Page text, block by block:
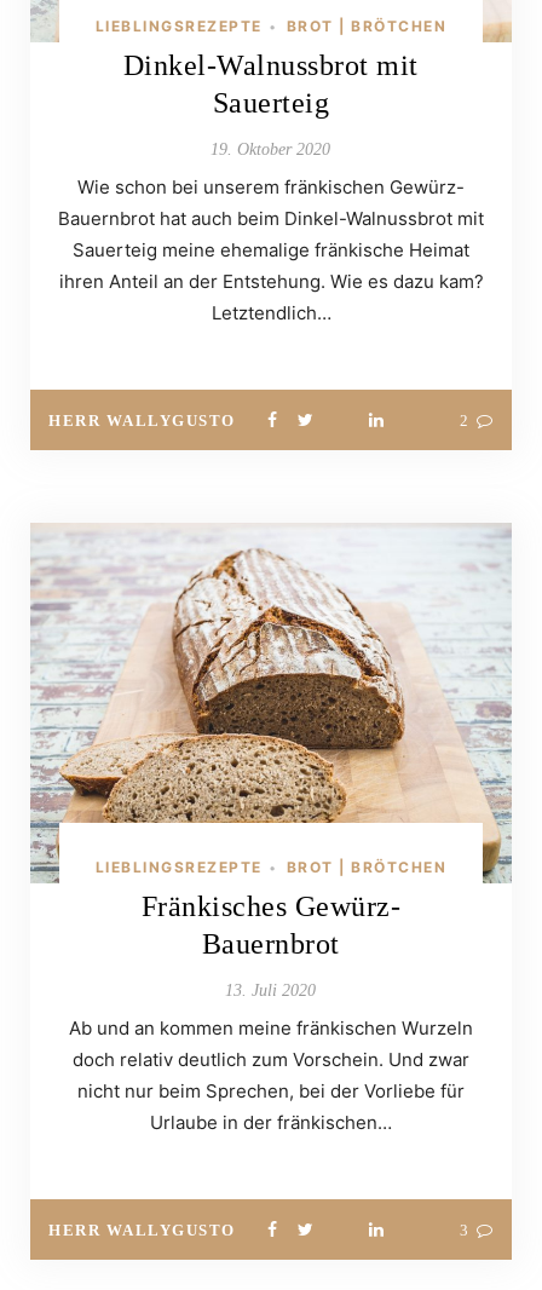
LIEBLINGSREZEPTE • BROT | BRÖTCHEN
Dinkel-Walnussbrot mit
Sauerteig
19. Oktober 2020
Wie schon bei unserem fränkischen Gewürz-
Bauernbrot hat auch beim Dinkel-Walnussbrot mit
Sauerteig meine ehemalige fränkische Heimat
ihren Anteil an der Entstehung. Wie es dazu kam?
Letztendlich…
HERR WALLYGUSTO 2
LIEBLINGSREZEPTE • BROT | BRÖTCHEN
Fränkisches Gewürz-
Bauernbrot
13. Juli 2020
Ab und an kommen meine fränkischen Wurzeln
doch relativ deutlich zum Vorschein. Und zwar
nicht nur beim Sprechen, bei der Vorliebe für
Urlaube in der fränkischen…
HERR WALLYGUSTO 3